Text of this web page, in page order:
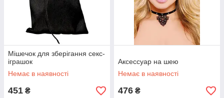
Мішечок для зберігання секс-
іграшок
Немає в наявності
451 ₴
Аксессуар на шею
Немає в наявності
476 ₴